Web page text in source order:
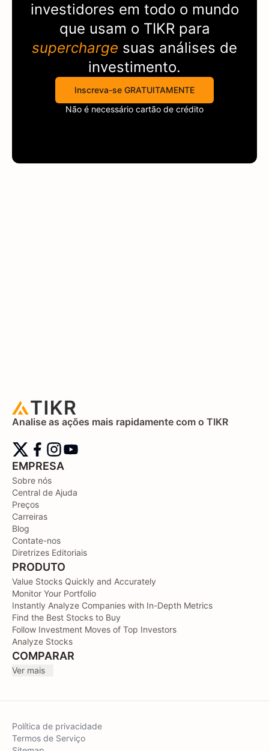
investidores em todo o mundo
que usam o TIKRpara
supercharge suas análises de
investimento.
Inscreva-se GRATUITAMENTE
Não é necessário cartão de crédito
Analise as ações mais rapidamente com o TIKR
EMPRESA
Sobre nós
Central de Ajuda
Preços
Carreiras
Blog
Contate-nos
Diretrizes Editoriais
PRODUTO
Value Stocks Quickly and Accurately
Monitor Your Portfolio
Instantly Analyze Companies with In-Depth Metrics
Find the Best Stocks to Buy
Follow Investment Moves of Top Investors
Analyze Stocks
COMPARAR
Ver mais
Política de privacidade
Termos de Serviço